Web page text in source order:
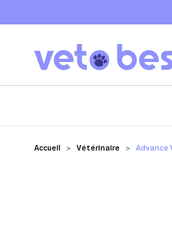
Accueil Vétérinaire Advance